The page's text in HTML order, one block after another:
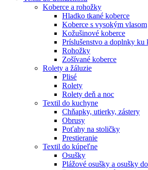
Koberce a rohožky
Hladko tkané koberce
Koberce s vysokým vlasom
Kožušinové koberce
Príslušenstvo a doplnky ku
Rohožky
Zošívané koberce
Rolety a žáluzie
Plisé
Rolety
Rolety deň a noc
Textil do kuchyne
Chňapky, utierky, zástery
Obrusy
Poťahy na stoličky
Prestieranie
Textil do kúpeľne
Osušky
Plážové osušky a osušky